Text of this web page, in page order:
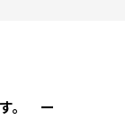
。 ー